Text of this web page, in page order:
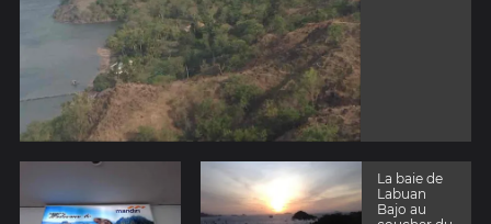
La baie de
Labuan
Bajo au